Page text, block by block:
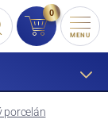
0
MENU
porcelán